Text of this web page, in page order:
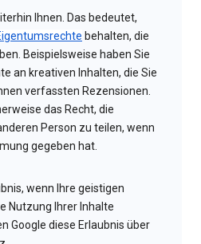
Ihnen. Das bedeutet,
behalten, die
Beispielsweise haben Sie
an kreativen Inhalten, die Sie
verfassten Rezensionen.
das Recht, die
Person zu teilen, wenn
gegeben hat.
wenn Ihre geistigen
Nutzung Ihrer Inhalte
Google diese Erlaubnis über